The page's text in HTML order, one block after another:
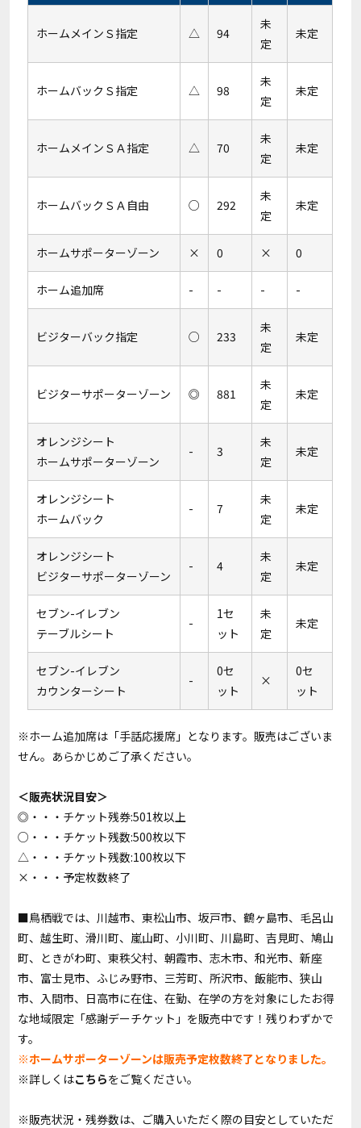
ホームメインＳ指定 △ 94
未
定
未定
ホームバックＳ指定 △ 98
未
定
未定
ホームメインＳＡ指定 △ 70
未
定
未定
ホームバックＳＡ自由 ○ 292
未
定
未定
ホームサポーターゾーン × 0 × 0
ホーム追加席 - - - -
ビジターバック指定 ○ 233
未
定
未定
ビジターサポーターゾーン ◎ 881
未
定
未定
オレンジシート
ホームサポーターゾーン
- 3
未
定
未定
オレンジシート
ホームバック
- 7
未
定
未定
オレンジシート
ビジターサポーターゾーン
- 4
未
定
未定
セブン-イレブン
テーブルシート
-
1セ
ット
未
定
未定
セブン-イレブン
カウンターシート
-
0セ
ット
×
0セ
ット
※ホーム追加席は「手話応援席」となります。販売はございま
せん。あらかじめご了承ください。
＜販売状況目安＞
◎・・・チケット残券:501枚以上
○・・・チケット残数:500枚以下
△・・・チケット残数:100枚以下
×・・・予定枚数終了
■鳥栖戦では、川越市、東松山市、坂戸市、鶴ヶ島市、毛呂山
町、越生町、滑川町、嵐山町、小川町、川島町、吉見町、鳩山
町、ときがわ町、東秩父村、朝霞市、志木市、和光市、新座
市、富士見市、ふじみ野市、三芳町、所沢市、飯能市、狭山
市、入間市、日高市に在住、在勤、在学の方を対象にしたお得
な地域限定「感謝デーチケット」を販売中です！残りわずかで
す。
※ホームサポーターゾーンは販売予定枚数終了となりました。
※詳しくはこちらをご覧ください。
※販売状況・残券数は、ご購入いただく際の目安としていただ